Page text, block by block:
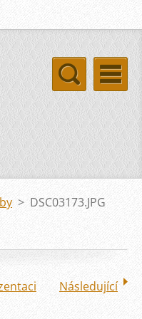
> DSC03173.JPG
Následující